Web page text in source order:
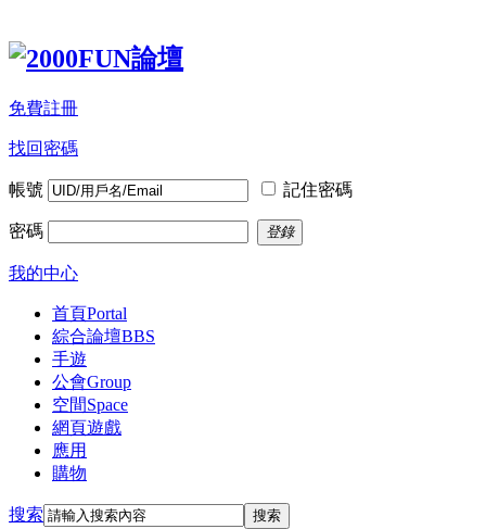
免費註冊
找回密碼
帳號 記住密碼
密碼 登錄
我的中心
首頁Portal
綜合論壇BBS
手遊
公會Group
空間Space
網頁遊戲
應用
購物
搜索 搜索